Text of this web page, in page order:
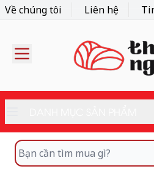
Về chúng tôi Liên hệ